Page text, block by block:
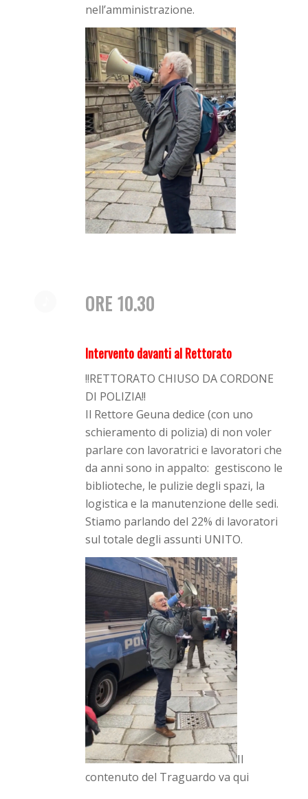
nell’amministrazione.
ORE 10.30
Intervento davanti al Rettorato
!!RETTORATO CHIUSO DA CORDONE
DI POLIZIA!!
Il Rettore Geuna dedice (con uno
schieramento di polizia) di non voler
parlare con lavoratrici e lavoratori che
da anni sono in appalto: gestiscono le
biblioteche, le pulizie degli spazi, la
logistica e la manutenzione delle sedi.
Stiamo parlando del 22% di lavoratori
sul totale degli assunti UNITO.
Il
contenuto del Traguardo va qui